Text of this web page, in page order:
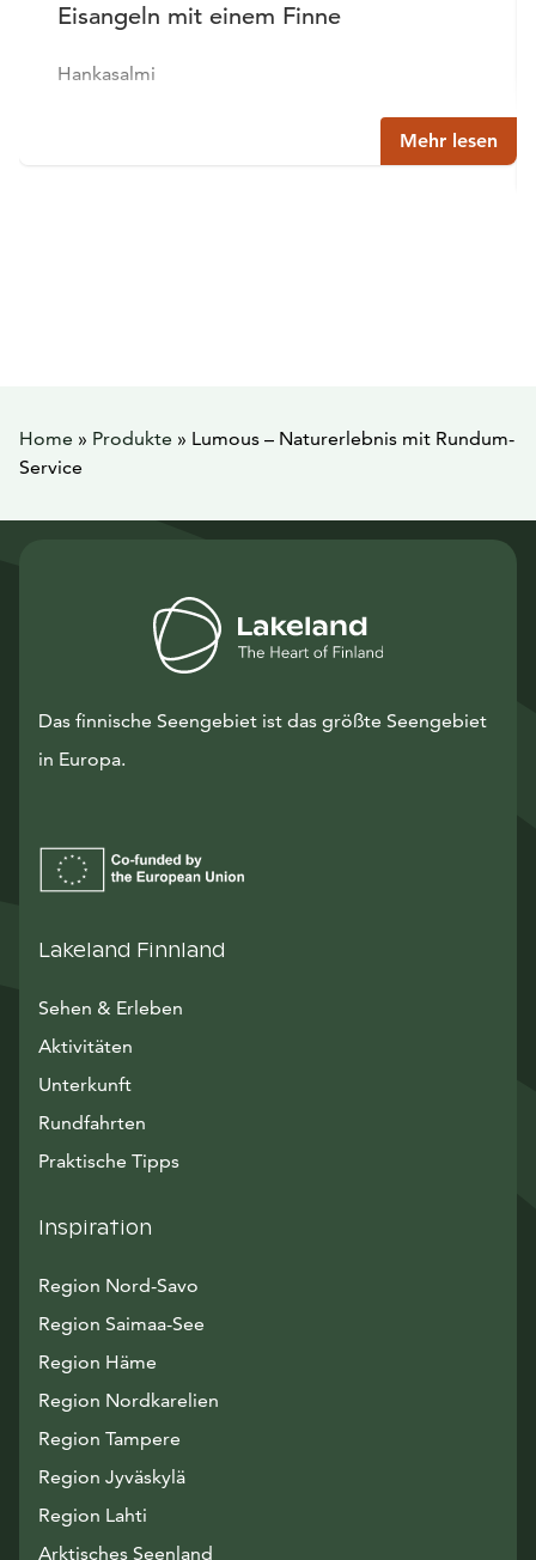
Eisangeln mit einem Finne
Hankasalmi
Mehr lesen
Home » Produkte » Lumous – Naturerlebnis mit Rundum-
Service
Das finnische Seengebiet ist das größte Seengebiet
in Europa.
Lakeland Finnland
Sehen & Erleben
Aktivitäten
Unterkunft
Rundfahrten
Praktische Tipps
Inspiration
Region Nord-Savo
Region Saimaa-See
Region Häme
Region Nordkarelien
Region Tampere
Region Jyväskylä
Region Lahti
Arktisches Seenland